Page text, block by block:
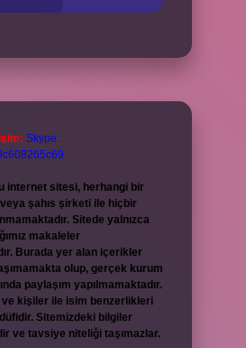
Skype:
internet sitesi, herhangi bir
şahıs şirketi ile hiçbir
Sitede yalnızca
makaleler
Burada yer alan içerikler
olup, gerçek kurum
paylaşım yapılmamaktadır.
kişiler ile isim benzerlikleri
Sitemizdeki bilgiler
ve tavsiye niteliği taşımazlar.